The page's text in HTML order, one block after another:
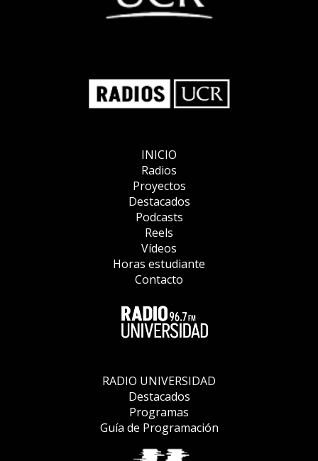
INICIO
Radios
Proyectos
Destacados
Podcasts
Reels
Vídeos
Horas estudiante
Contacto
RADIO UNIVERSIDAD
Destacados
Programas
Guía de Programación